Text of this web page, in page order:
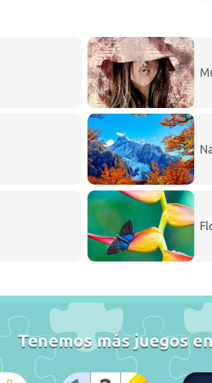
Tenemos más juegos